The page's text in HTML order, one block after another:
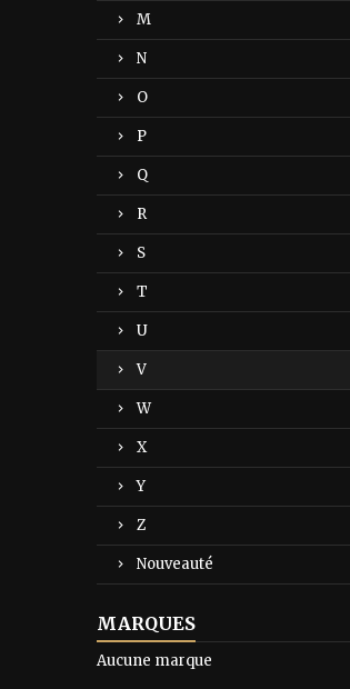
M
N
O
P
Q
R
S
T
U
V
W
X
Y
Z
Nouveauté
MARQUES
Aucune marque